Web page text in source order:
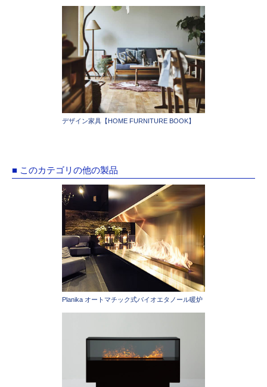
デザイン家具【HOME FURNITURE BOOK】
■ このカテゴリの他の製品
Planika オートマチック式バイオエタノール暖炉